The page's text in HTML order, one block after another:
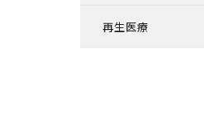
再生医療